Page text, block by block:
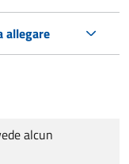
allegare
alcun